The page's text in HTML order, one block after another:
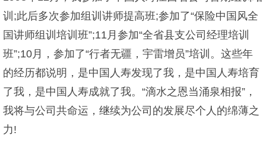
训;此后多次参加组训讲师提高班;参加了“保险中国风全
国讲师组训培训班”;11月参加“全省县支公司经理培训
班”;10月，参加了“行者无疆，宇雷增员”培训。这些年
的经历都说明，是中国人寿发现了我，是中国人寿培育
了我，是中国人寿成就了我。“滴水之恩当涌泉相报”，
我将与公司共命运，继续为公司的发展尽个人的绵薄之
力!